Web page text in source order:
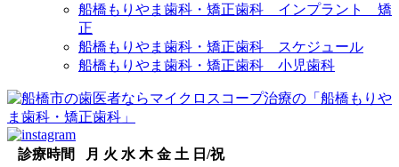
船橋もりやま歯科・矯正歯科 インプラント 矯
正
船橋もりやま歯科・矯正歯科 スケジュール
船橋もりやま歯科・矯正歯科 小児歯科
診療時間 月 火 水 木 金 土 日/祝